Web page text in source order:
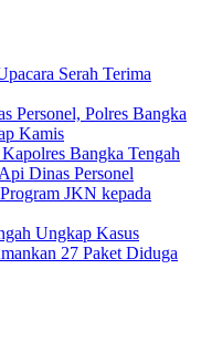
Serah Terima
Personel, Polres Bangka
Kamis
Bangka Tengah
Dinas Personel
JKN kepada
Ungkap Kasus
27 Paket Diduga